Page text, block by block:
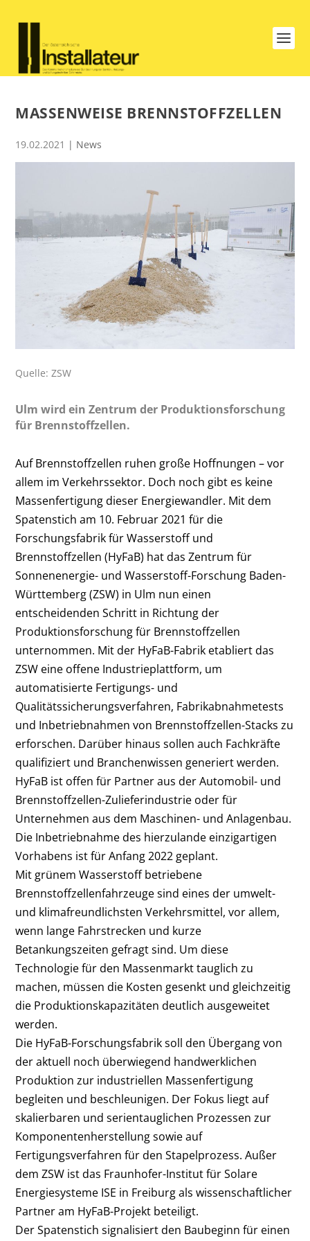
MASSENWEISE BRENNSTOFFZELLEN
19.02.2021 | News
Quelle: ZSW
Ulm wird ein Zentrum der Produktionsforschung
für Brennstoffzellen.
Auf Brennstoffzellen ruhen große Hoffnungen – vor
allem im Verkehrssektor. Doch noch gibt es keine
Massenfertigung dieser Energiewandler. Mit dem
Spatenstich am 10. Februar 2021 für die
Forschungsfabrik für Wasserstoff und
Brennstoffzellen (HyFaB) hat das Zentrum für
Sonnenenergie- und Wasserstoff-Forschung Baden-
Württemberg (ZSW) in Ulm nun einen
entscheidenden Schritt in Richtung der
Produktionsforschung für Brennstoffzellen
unternommen. Mit der HyFaB-Fabrik etabliert das
ZSW eine offene Industrieplattform, um
automatisierte Fertigungs- und
Qualitätssicherungsverfahren, Fabrikabnahmetests
und Inbetriebnahmen von Brennstoffzellen-Stacks zu
erforschen. Darüber hinaus sollen auch Fachkräfte
qualifiziert und Branchenwissen generiert werden.
HyFaB ist offen für Partner aus der Automobil- und
Brennstoffzellen-Zulieferindustrie oder für
Unternehmen aus dem Maschinen- und Anlagenbau.
Die Inbetriebnahme des hierzulande einzigartigen
Vorhabens ist für Anfang 2022 geplant.
Mit grünem Wasserstoff betriebene
Brennstoffzellenfahrzeuge sind eines der umwelt-
und klimafreundlichsten Verkehrsmittel, vor allem,
wenn lange Fahrstrecken und kurze
Betankungszeiten gefragt sind. Um diese
Technologie für den Massenmarkt tauglich zu
machen, müssen die Kosten gesenkt und gleichzeitig
die Produktionskapazitäten deutlich ausgeweitet
werden.
Die HyFaB-Forschungsfabrik soll den Übergang von
der aktuell noch überwiegend handwerklichen
Produktion zur industriellen Massenfertigung
begleiten und beschleunigen. Der Fokus liegt auf
skalierbaren und serientauglichen Prozessen zur
Komponentenherstellung sowie auf
Fertigungsverfahren für den Stapelprozess. Außer
dem ZSW ist das Fraunhofer-Institut für Solare
Energiesysteme ISE in Freiburg als wissenschaftlicher
Partner am HyFaB-Projekt beteiligt.
Der Spatenstich signalisiert den Baubeginn für einen